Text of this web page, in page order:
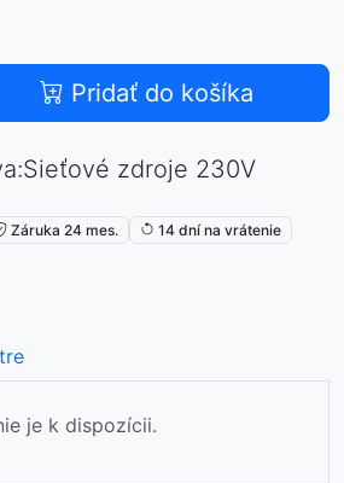
Pridať do košíka
zdroje 230V
Záruka 24 mes. 14 dní na vrátenie
je k dispozícii.